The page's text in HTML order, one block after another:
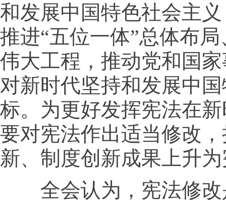
和发展中国特色社会主
推进“五位一体”总体布
伟大工程，推动党和国
对新时代坚持和发展中
标。为更好发挥宪法在
要对宪法作出适当修改
新、制度创新成果上升
全会认为，宪法修改